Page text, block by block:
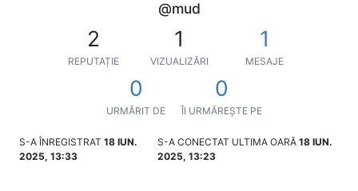
@mud
2
REPUTAȚIE
1
VIZUALIZĂRI
1
MESAJE
0
URMĂRIT DE
0
ÎI URMĂREȘTE PE
S-A ÎNREGISTRAT 18 IUN.
2025, 13:33
S-A CONECTAT ULTIMA OARĂ 18 IUN.
2025, 13:23